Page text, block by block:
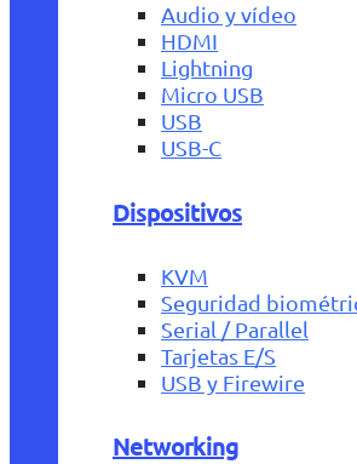
Audio y vídeo
HDMI
Lightning
Micro USB
USB
USB-C
Dispositivos
KVM
Seguridad
Serial / Parallel
Tarjetas E/S
USB y Firewire
Networking